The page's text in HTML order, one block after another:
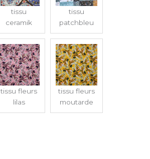
tissu
ceramik
tissu
patchbleu
tissu fleurs
lilas
tissu fleurs
moutarde